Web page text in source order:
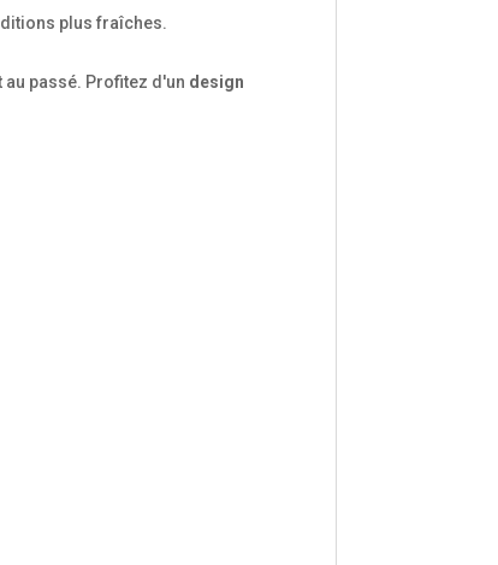
plus fraîches.
passé. Profitez d'un design